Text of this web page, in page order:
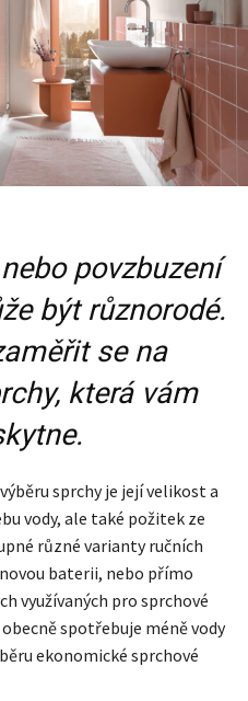
povzbuzení
být různorodé.
se na
která vám
sprchy je její velikost a
vody, ale také požitek ze
různé varianty ručních
baterii, nebo přímo
využívaných pro sprchové
spotřebuje méně vody
ekonomické sprchové